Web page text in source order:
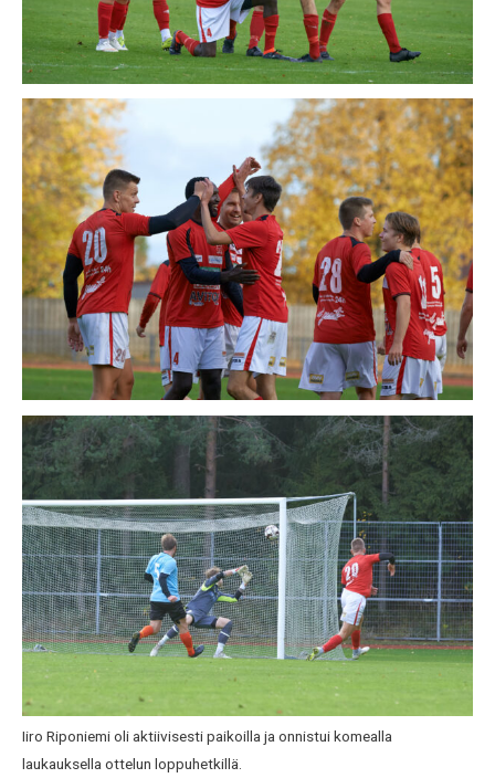
Iiro Riponiemi oli aktiivisesti paikoilla ja onnistui komealla
laukauksella ottelun loppuhetkillä.